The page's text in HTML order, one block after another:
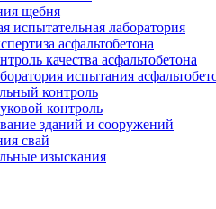
щебня
испытательная лаборатория
асфальтобетона
качества асфальтобетона
испытания
контроль
контроль
зданий и сооружений
свай
изыскания